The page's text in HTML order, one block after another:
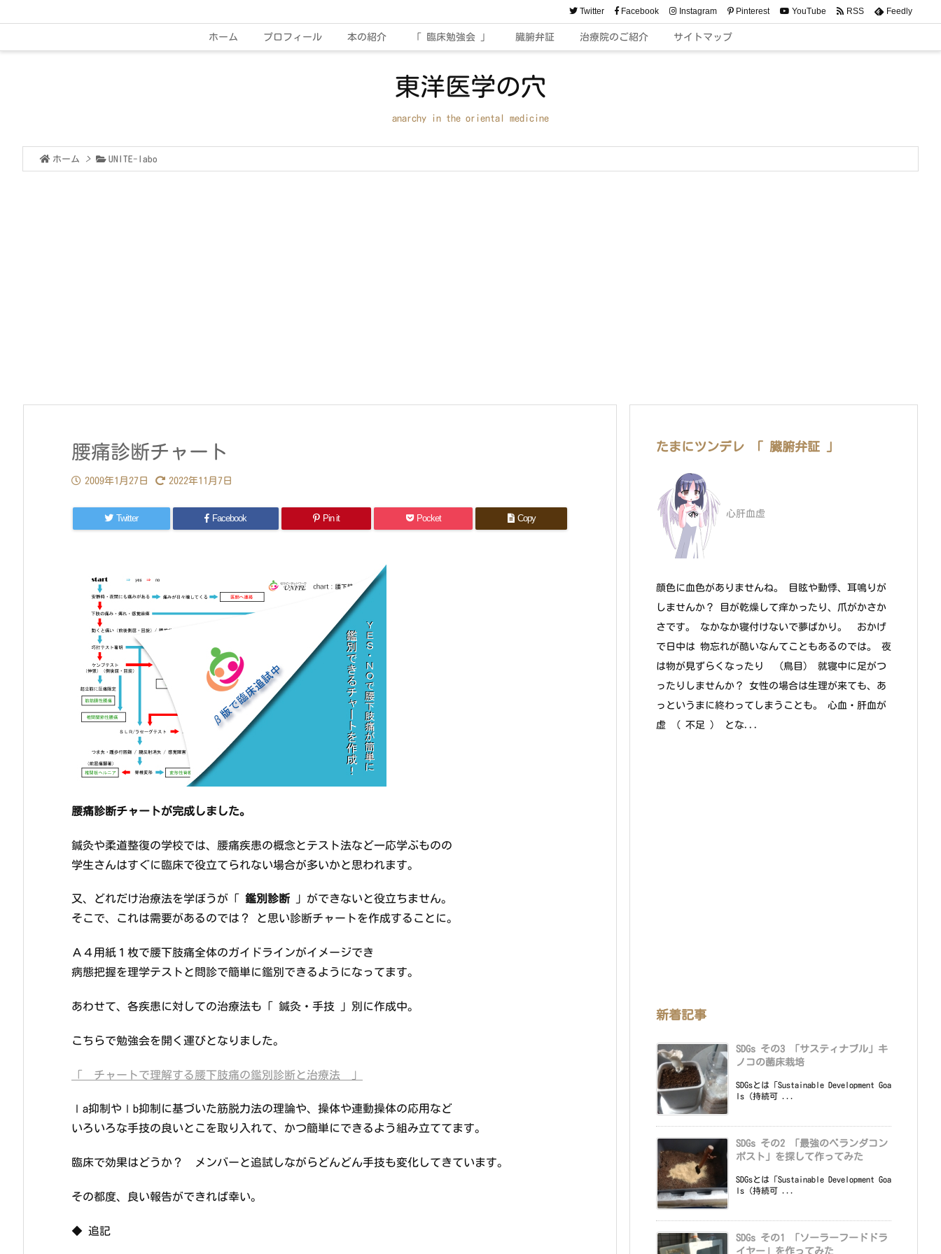
ホーム プロフィール 本の紹介 「 臨床勉強会 」 臓腑弁証 治療院のご紹介 サイトマップ
Twitter Facebook Instagram Pinterest YouTube RSS Feedly
東洋医学の穴
anarchy in the oriental medicine
ホーム > UNITE-labo
腰痛診断チャート
2009年1月27日 2022年11月7日
Twitter Facebook Pin it Pocket Copy
腰痛診断チャートが完成しました。
鍼灸や柔道整復の学校では、腰痛疾患の概念とテスト法など一応学ぶものの
学生さんはすぐに臨床で役立てられない場合が多いかと思われます。
又、どれだけ治療法を学ぼうが「 鑑別診断 」ができないと役立ちません。
そこで、これは需要があるのでは？ と思い診断チャートを作成することに。
Ａ４用紙１枚で腰下肢痛全体のガイドラインがイメージでき
病態把握を理学テストと問診で簡単に鑑別できるようになってます。
あわせて、各疾患に対しての治療法も「 鍼灸・手技 」別に作成中。
こちらで勉強会を開く運びとなりました。
「 チャートで理解する腰下肢痛の鑑別診断と治療法 」
Ⅰa抑制やⅠb抑制に基づいた筋脱力法の理論や、操体や連動操体の応用など
いろいろな手技の良いとこを取り入れて、かつ簡単にできるよう組み立ててます。
臨床で効果はどうか？ メンバーと追試しながらどんどん手技も変化してきています。
その都度、良い報告ができれば幸い。
◆ 追記
たまにツンデレ 「 臓腑弁証 」
心肝血虚
顔色に血色がありませんね。 目眩や動悸、耳鳴りが
しませんか？ 目が乾燥して痒かったり、爪がかさか
さです。 なかなか寝付けないで夢ばかり。 おかげ
で日中は 物忘れが酷いなんてこともあるのでは。 夜
は物が見ずらくなったり （鳥目） 就寝中に足がつ
ったりしませんか？ 女性の場合は生理が来ても、あ
っというまに終わってしまうことも。 心血・肝血が
虚 （ 不足 ） とな...
新着記事
SDGs その3 「サスティナブル」キ
ノコの菌床栽培
SDGsとは「Sustainable Development Goa
ls（持続可 ...
SDGs その2 「最強のベランダコン
ポスト」を探して作ってみた
SDGsとは「Sustainable Development Goa
ls（持続可 ...
SDGs その1 「ソーラーフードドラ
イヤー」を作ってみた